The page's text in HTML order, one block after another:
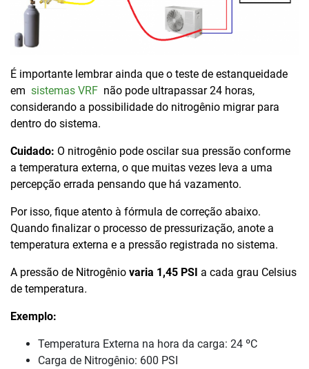
É importante lembrar ainda que o teste de estanqueidade
em sistemas VRF não pode ultrapassar 24 horas,
considerando a possibilidade do nitrogênio migrar para
dentro do sistema.
Cuidado: O nitrogênio pode oscilar sua pressão conforme
a temperatura externa, o que muitas vezes leva a uma
percepção errada pensando que há vazamento.
Por isso, fique atento à fórmula de correção abaixo.
Quando finalizar o processo de pressurização, anote a
temperatura externa e a pressão registrada no sistema.
A pressão de Nitrogênio varia 1,45 PSI a cada grau Celsius
de temperatura.
Exemplo:
Temperatura Externa na hora da carga: 24 ºC
Carga de Nitrogênio: 600 PSI